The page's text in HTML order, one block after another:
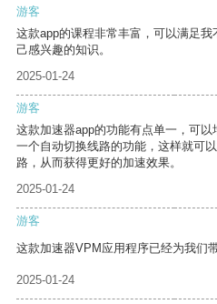
游客
这款app的课程非常丰富，可以满足
己感兴趣的知识。
2025-01-24
游客
这款加速器app的功能有点单一，可
一个自动切换线路的功能，这样就可
路，从而获得更好的加速效果。
2025-01-24
游客
这款加速器VPM应用程序已经为我们
2025-01-24